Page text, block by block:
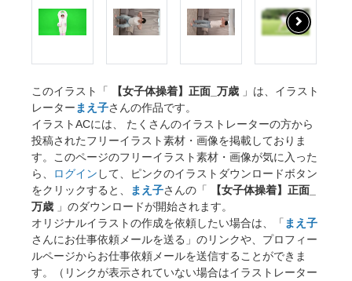
このイラスト「 【女子体操着】正面_万歳 」は、イラスト
レーター まえ子さんの作品です。
イラストACには、 たくさんのイラストレーターの方から
投稿されたフリーイラスト素材・画像を掲載しておりま
す。このページのフリーイラスト素材・画像が気に入った
ら、
ログイン して、ピンクのイラストダウンロードボタン
をクリックすると、
まえ子さんの「
【女子体操着】正面_
万歳 」のダウンロードが開始されます。
オリジナルイラストの作成を依頼したい場合は、「 まえ子
さんにお仕事依頼メールを送る」のリンクや、プロフィー
ルページからお仕事依頼メールを送信することができま
す。（リンクが表示されていない場合はイラストレーター